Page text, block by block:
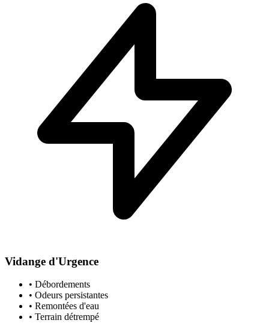
Vidange d'Urgence
• Débordements
• Odeurs persistantes
• Remontées d'eau
• Terrain détrempé